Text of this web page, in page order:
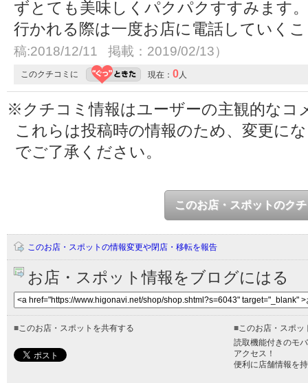
ずとても美味しくパクパクすすみます
行かれる際は一度お店に電話していく
稿:2018/12/11 掲載：2019/02/13）
このクチコミに 現在： 0人
※クチコミ情報はユーザーの主観的なコ
これらは投稿時の情報のため、変更に
でご了承ください。
このお店・スポットのク
このお店・スポットの情報変更や閉店・移転を報告
お店・スポット情報をブログにはる
■このお店・スポットを共有する ■このお店・スポッ
読取機能付きのモ
アクセス！
便利に店舗情報を